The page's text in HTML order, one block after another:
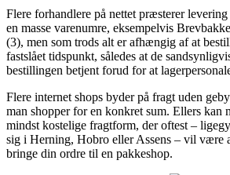
Flere forhandlere på nettet præsterer
en masse varenumre, eksempelvis
(3), men som trods alt er afhængig af at
fastslået tidspunkt, således at de
bestillingen betjent forud for at
Flere internet shops byder på fragt uden
man shopper for en konkret sum. Ellers kan
mindst kostelige fragtform, der oftest –
sig i Herning, Hobro eller Assens – vil være
bringe din ordre til en pakkeshop.